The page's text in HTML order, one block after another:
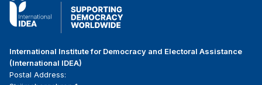
International Institute for Democracy and Electoral Assistance
(International IDEA)
Postal Address: